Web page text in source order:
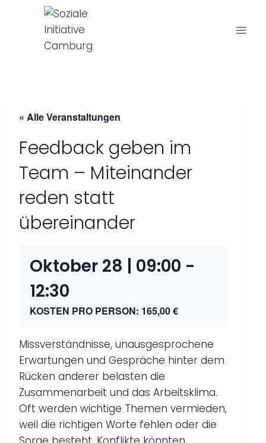
« Alle Veranstaltungen
Feedback geben im
Team – Miteinander
reden statt
übereinander
Oktober 28 | 09:00 -
12:30
KOSTEN PRO PERSON: 165,00 €
Missverständnisse, unausgesprochene
Erwartungen und Gespräche hinter dem
Rücken anderer belasten die
Zusammenarbeit und das Arbeitsklima.
Oft werden wichtige Themen vermieden,
weil die richtigen Worte fehlen oder die